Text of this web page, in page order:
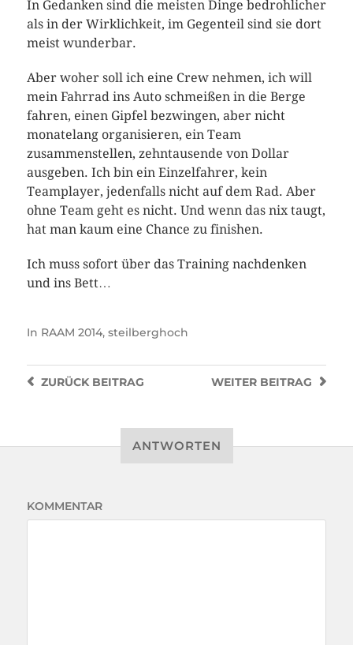
In Gedanken sind die meisten Dinge bedrohlicher
als in der Wirklichkeit, im Gegenteil sind sie dort
meist wunderbar.
Aber woher soll ich eine Crew nehmen, ich will
mein Fahrrad ins Auto schmeißen in die Berge
fahren, einen Gipfel bezwingen, aber nicht
monatelang organisieren, ein Team
zusammenstellen, zehntausende von Dollar
ausgeben. Ich bin ein Einzelfahrer, kein
Teamplayer, jedenfalls nicht auf dem Rad. Aber
ohne Team geht es nicht. Und wenn das nix taugt,
hat man kaum eine Chance zu finishen.
Ich muss sofort über das Training nachdenken
und ins Bett…
In RAAM 2014, steilberghoch
WEITER BEITRAG
ZURÜCKBEITRAG
ANTWORTEN
KOMMENTAR